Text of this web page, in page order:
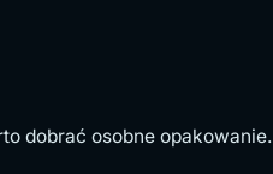
dobrać osobne opakowanie.